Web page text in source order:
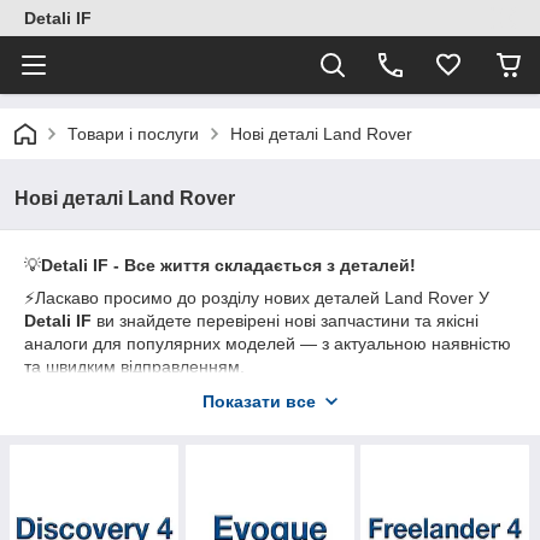
Detali IF
Товари і послуги Нові деталі Land Rover
Нові деталі Land Rover
💡Detali IF - Все життя складається з деталей!
⚡Ласкаво просимо до розділу нових деталей Land Rover У
Detali IF ви знайдете перевірені нові запчастини та якісні
аналоги для популярних моделей — з актуальною наявністю
та швидким відправленням.
• Електрика та електроніка: кнопки/блоки склопідіймачів,
Показати все